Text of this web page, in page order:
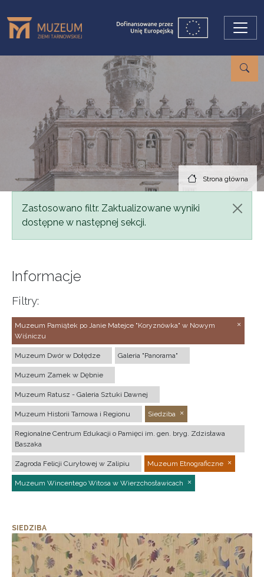
Strona główna
Komunikat
Zastosowano filtr. Zaktualizowane wyniki
dostępne w następnej sekcji.
Informacje
Filtry:
Muzeum Pamiątek po Janie Matejce "Koryznówka" w Nowym
Wiśniczu
Muzeum Dwór w Dołędze Galeria "Panorama"
Muzeum Zamek w Dębnie
Muzeum Ratusz - Galeria Sztuki Dawnej
Muzeum Historii Tarnowa i Regionu Siedziba
Regionalne Centrum Edukacji o Pamięci im. gen. bryg. Zdzisława
Baszaka
Zagroda Felicji Curyłowej w Zalipiu Muzeum Etnograficzne
Muzeum Wincentego Witosa w Wierzchosławicach
SIEDZIBA